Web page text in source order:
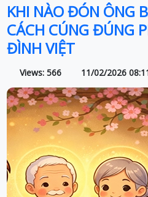
KHI NÀO ĐÓN ÔNG
CÁCH CÚNG ĐÚNG
ĐÌNH VIỆT
Views: 566 11/02/2026